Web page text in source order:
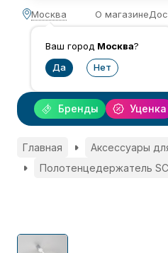
Москва
Ваш город Москва?
О магазине
Уценка
Бренды
Главная Аксессуары
Полотенцедержатель